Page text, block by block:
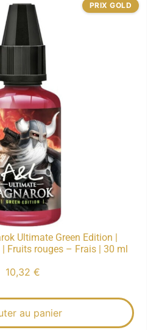
Ultimate Green Edition |
Fruits rouges – Frais | 30 ml
10,32 €
au panier
PRIX GOLD